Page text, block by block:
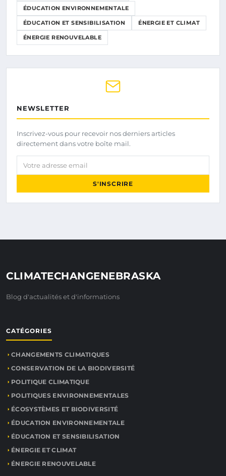
ÉDUCATION ENVIRONNEMENTALE
ÉDUCATION ET SENSIBILISATION ÉNERGIE ET CLIMAT
ÉNERGIE RENOUVELABLE
NEWSLETTER
Inscrivez-vous pour recevoir nos derniers articles
directement dans votre boîte mail.
Votre adresse email
S'INSCRIRE
CLIMATECHANGENEBRASKA
Blog d'actualités et d'informations
CATÉGORIES
CHANGEMENTS CLIMATIQUES
CONSERVATION DE LA BIODIVERSITÉ
POLITIQUE CLIMATIQUE
POLITIQUES ENVIRONNEMENTALES
ÉCOSYSTÈMES ET BIODIVERSITÉ
ÉDUCATION ENVIRONNEMENTALE
ÉDUCATION ET SENSIBILISATION
ÉNERGIE ET CLIMAT
ÉNERGIE RENOUVELABLE